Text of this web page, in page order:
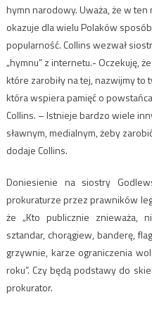
hymn narodowy. Uważa, że w
okazuje dla wielu Polaków
popularność. Collins wezwał
„hymnu” z internetu.- Oczekuję,
które zarobiły na tej, nazwijmy to
która wspiera pamięć o
Collins. – Istnieje bardzo wiele
sławnym, medialnym, żeby
dodaje Collins.
Doniesienie na siostry
prokuraturze przez prawników
że „Kto publicznie znieważa,
sztandar, chorągiew, banderę,
grzywnie, karze ograniczenia
roku”. Czy będą podstawy do
prokurator.